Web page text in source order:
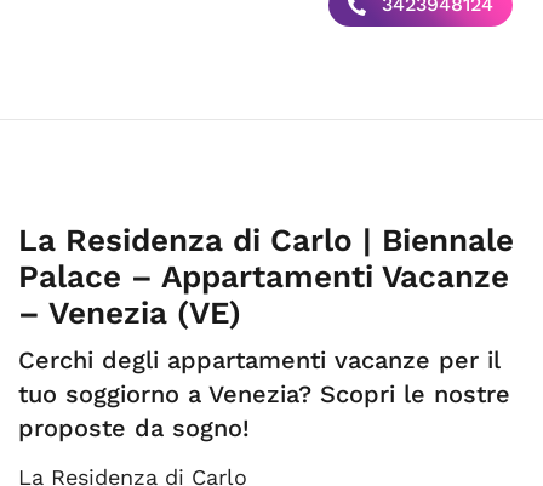
La Residenza di Carlo | Biennale
Palace – Appartamenti Vacanze
– Venezia (VE)
Cerchi degli appartamenti vacanze per il
tuo soggiorno a Venezia? Scopri le nostre
proposte da sogno!
La Residenza di Carlo